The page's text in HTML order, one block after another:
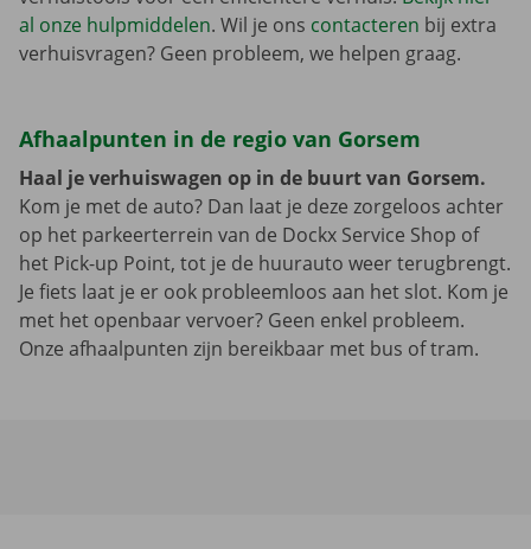
al onze hulpmiddelen. Wil je ons contacteren bij extra
verhuisvragen? Geen probleem, we helpen graag.
Afhaalpunten in de regio van Gorsem
Haal je verhuiswagen op in de buurt van Gorsem.
Kom je met de auto? Dan laat je deze zorgeloos achter
op het parkeerterrein van de Dockx Service Shop of
het Pick-up Point, tot je de huurauto weer terugbrengt.
Je fiets laat je er ook probleemloos aan het slot. Kom je
met het openbaar vervoer? Geen enkel probleem.
Onze afhaalpunten zijn bereikbaar met bus of tram.